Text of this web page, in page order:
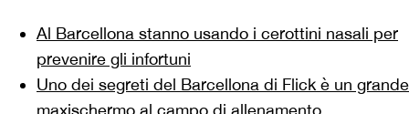
Al Barcellona stanno usando i cerottini nasali per
prevenire gli infortuni
Uno dei segreti del Barcellona di Flick è un grande
maxischermo al campo di allenamento